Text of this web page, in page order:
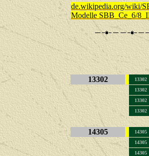
de.wikipedia.org/wiki/
Modelle SBB_Ce_6/
13302
14305